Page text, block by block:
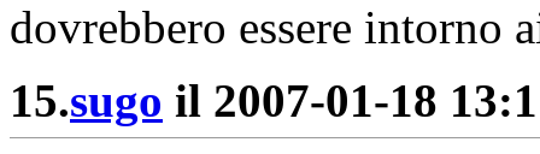
dovrebbero essere intorno
15.sugo il 2007-01-18